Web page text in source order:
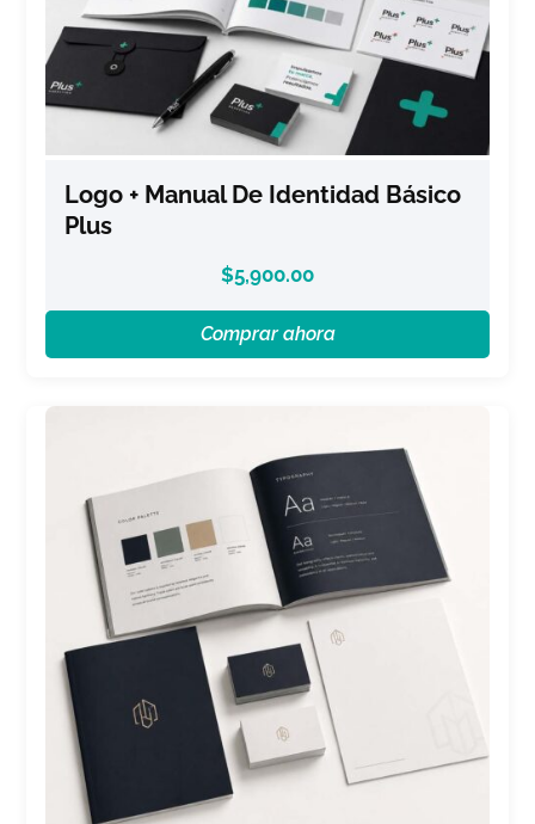
Logo + Manual De Identidad Básico
Plus
$5,900.00
Comprar ahora